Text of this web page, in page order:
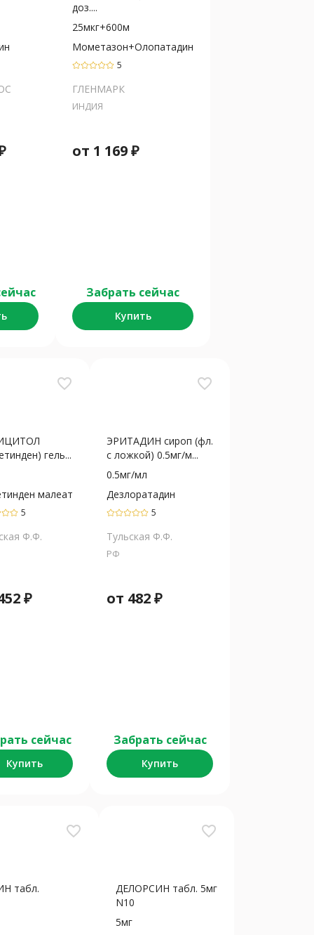
доз....
25мкг+600м
Мометазон+Олопатадин
5
ГЛЕНМАРК
ИНДИЯ
от 1 169₽
Забрать сейчас
Купить
favorite_border
гель...
малеат
5
Ф.Ф.
₽
сейчас
Купить
favorite_border
ЭРИТАДИН сироп (фл.
с ложкой) 0.5мг/м...
0.5мг/мл
Дезлоратадин
5
Тульская Ф.Ф.
РФ
от 482₽
Забрать сейчас
Купить
favorite_border
табл.
favorite_border
ДЕЛОРСИН табл. 5мг
N10
5мг